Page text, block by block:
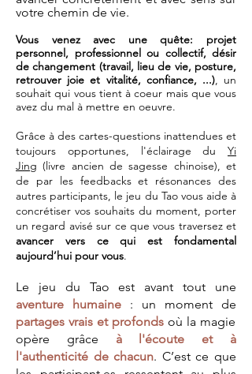
votre chemin de vie.
Vous venez avec une quête: projet
personnel, professionnel ou collectif, désir
de changement (travail, lieu de vie, posture,
retrouver joie et vitalité, confiance, ...), un
souhait qui vous tient à coeur mais que vous
avez du mal à mettre en oeuvre.
Grâce à des cartes-questions inattendues et
toujours opportunes, l'éclairage du Yi
Jing (livre ancien de sagesse chinoise), et
de par les feedbacks et résonances des
autres participants, le jeu du Tao vous aide à
concrétiser vos souhaits du moment, porter
un regard avisé sur ce que vous traversez et
avancer vers ce qui est fondamental
aujourd’hui pour vous.
Le jeu du Tao est avant tout une
aventure humaine : un moment de
partages vrais et profonds où la magie
opère grâce à l'écoute et à
l'authenticité de chacun. C’est ce que